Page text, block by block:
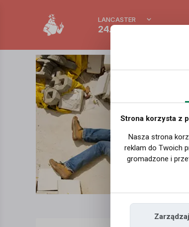
LANCASTER
24.6 °C
Strona korzysta z
Nasza strona
reklam do Twoich
gromadzone i